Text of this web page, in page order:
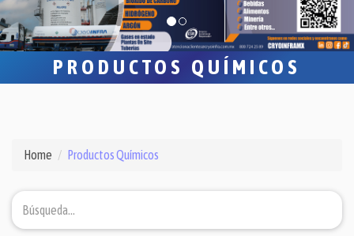
PRODUCTOS QUÍMICOS
Home Productos Químicos